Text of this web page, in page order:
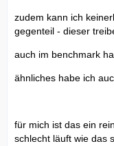
zudem kann ich
gegenteil - dieser
auch im benchmark
ähnliches habe ich
für mich ist das ein
schlecht läuft wie das